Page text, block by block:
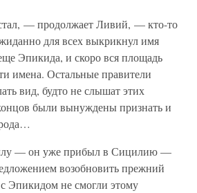
— продолжает Ливий, — кто-то
для всех выкрикнул имя
Эпикида, и скоро вся площадь
имена. Остальные правители
вид, будто не слышат этих
были вынуждены признать и
— он уже прибыл в Сицилию —
возобновить прежний
Эпикидом не смогли этому